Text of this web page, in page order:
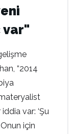
var"
“2014
var: ‘Şu
için